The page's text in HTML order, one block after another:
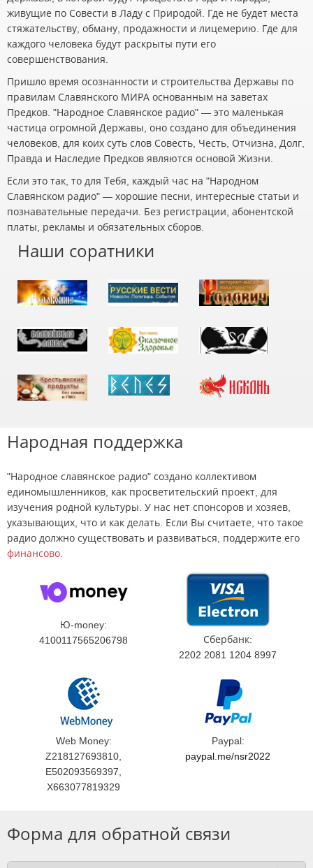
живущие по Совести в Ладу с Природой. Где не будет места
стяжательству, обману, продажности и лицемерию. Где для
каждого человека будут раскрыты пути его
совершенствования.
Пришло время осознанности и строительства Державы по
правилам Славянского МИРА основанным на заветах
Предков. "Народное Славянское радио" — это маленькая
частица огромной Державы, оно создано для объединения
человеков, для коих суть слов Совесть, Честь, Отчизна, Долг,
Правда и Наследие Предков являются основой Жизни.
Если это так, то для Тебя, каждый час на "Народном
Славянском радио" — хорошие песни, интересные статьи и
познавательные передачи. Без регистрации, абонентской
платы, рекламы и обязательных сборов.
Наши соратники
Народная поддержка
"Народное славянское радио" создано коллективом
единомышленников, как просветительский проект, для
изучения родной культуры. У нас нет спонсоров и хозяев,
указывающих, что и как делать. Если Вы считаете, что такое
радио должно существовать и развиваться, поддержите его
финансово.
Ю-money:
4100117565206798
Сбербанк:
2202 2081 1204 8997
Web Money:
Z218127693810,
E502093569397,
X663077819329
Paypal:
paypal.me/nsr2022
Форма для обратной связи